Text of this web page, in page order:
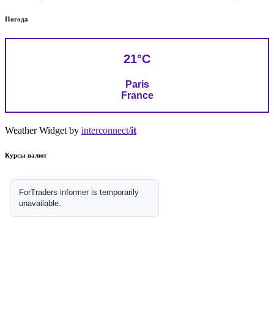
Погода
21°C
Paris
France
Weather Widget by interconnect/it
Курсы валют